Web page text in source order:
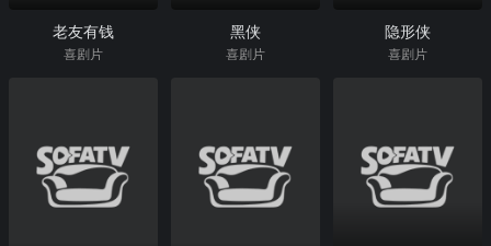
老友有钱
喜剧片
黑侠
喜剧片
隐形侠
喜剧片